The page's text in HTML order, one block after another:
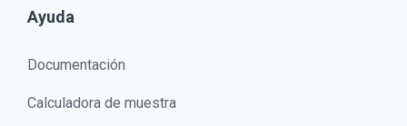
Ayuda
Documentación
Calculadora de muestra